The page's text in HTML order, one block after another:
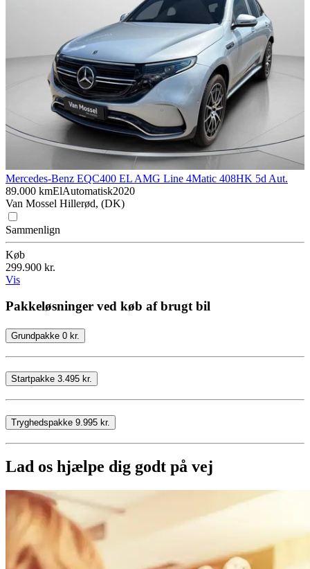
Mercedes-Benz EQC400 EL AMG Line 4Matic 408HK 5d Aut.
89.000 kmElAutomatisk2020
Van Mossel Hillerød, (DK)
Sammenlign
Køb
299.900 kr.
Vis
Pakkeløsninger ved køb af brugt bil
Grundpakke 0 kr.
Startpakke 3.495 kr.
Tryghedspakke 9.995 kr.
Lad os hjælpe dig godt på vej